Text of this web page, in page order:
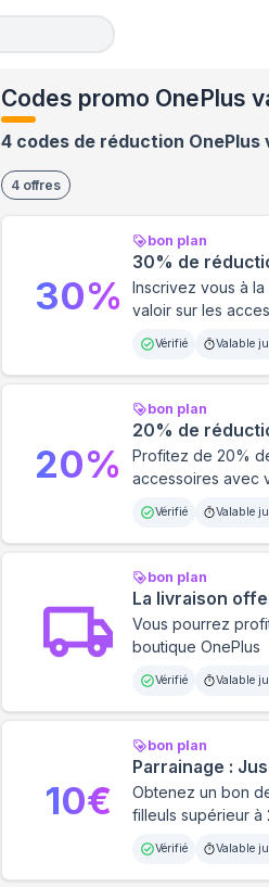
Codes promo OnePlus
4 codes de réduction
4 offres
bon plan
30% de
Inscrivez vous à
valoir sur les
Vérifié Valable
30%
bon plan
20% de
Profitez de 20%
accessoires avec
Vérifié Valable
20%
bon plan
La livraison
Vous pourrez
boutique OnePlus
Vérifié Valable
bon plan
Parrainage :
Obtenez un bon
filleuls supérieur
Vérifié Valable
10€